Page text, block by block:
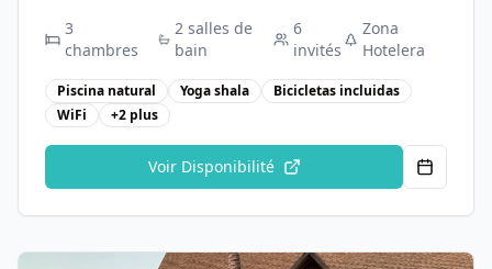
3
chambres
2 salles de
bain
6
invités
Zona
Hotelera
Piscina natural Yoga shala
Bicicletas incluidas
WiFi
+2 plus
Voir Disponibilité